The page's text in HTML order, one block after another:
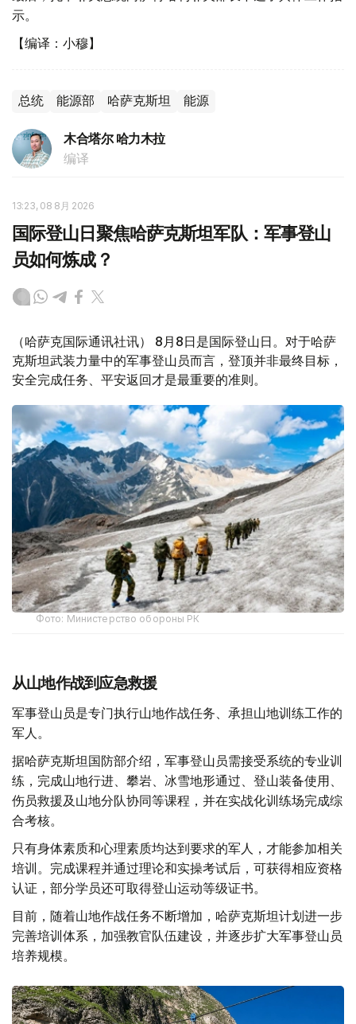
示。
【编译：小穆】
总统 能源部 哈萨克斯坦 能源
木合塔尔 哈力木拉
编译
13:23, 08 8月 2026
国际登山日聚焦哈萨克斯坦军队：军事登山
员如何炼成？
（哈萨克国际通讯社讯） 8月8日是国际登山日。对于哈萨
克斯坦武装力量中的军事登山员而言，登顶并非最终目标，
安全完成任务、平安返回才是最重要的准则。
Фото: Министерство обороны РК
从山地作战到应急救援
军事登山员是专门执行山地作战任务、承担山地训练工作的
军人。
据哈萨克斯坦国防部介绍，军事登山员需接受系统的专业训
练，完成山地行进、攀岩、冰雪地形通过、登山装备使用、
伤员救援及山地分队协同等课程，并在实战化训练场完成综
合考核。
只有身体素质和心理素质均达到要求的军人，才能参加相关
培训。完成课程并通过理论和实操考试后，可获得相应资格
认证，部分学员还可取得登山运动等级证书。
目前，随着山地作战任务不断增加，哈萨克斯坦计划进一步
完善培训体系，加强教官队伍建设，并逐步扩大军事登山员
培养规模。